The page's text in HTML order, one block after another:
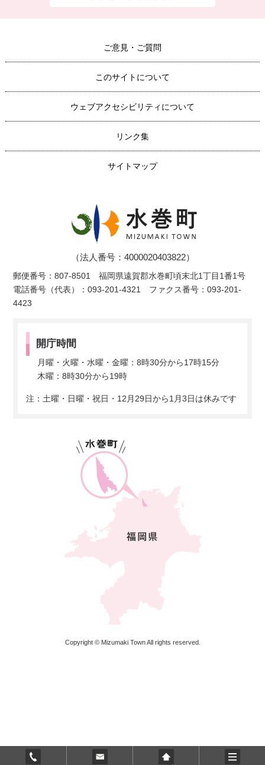
ご意見・ご質問
このサイトについて
ウェブアクセシビリティについて
リンク集
サイトマップ
（法人番号：4000020403822）
郵便番号：807-8501 福岡県遠賀郡水巻町頃末北1丁目1番1号
電話番号（代表）：093-201-4321 ファクス番号：093-201-
4423
開庁時間
月曜・火曜・水曜・金曜：8時30分から17時15分
木曜：8時30分から19時
注：土曜・日曜・祝日・12月29日から1月3日は休みです
Copyright © Mizumaki Town All rights reserved.